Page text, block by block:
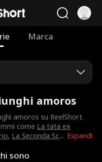
Marca
amoros
Espandi
amoros su ReelShort.
come La tata ex
, La Seconda Sc...
sono